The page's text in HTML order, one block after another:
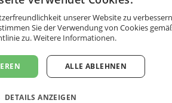
unserer Website zu
Sie der Verwendung von Cookies
zu.Weitere Informationen.
ALLE ABLEHNEN
DETAILS ANZEIGEN